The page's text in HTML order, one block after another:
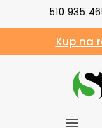
510 935
Kup na